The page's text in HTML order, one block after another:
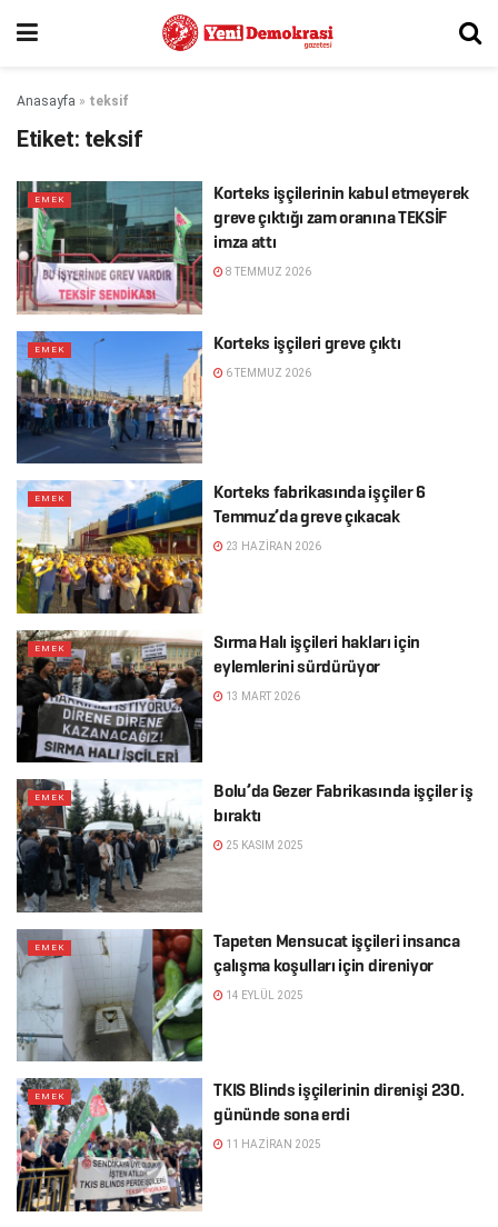
Anasayfa » teksif
Etiket: teksif
EMEK
Korteks işçilerinin kabul etmeyerek
greve çıktığı zam oranına TEKSİF
imza attı
8 TEMMUZ 2026
EMEK Korteks işçileri greve çıktı
6 TEMMUZ 2026
EMEK
Korteks fabrikasında işçiler 6
Temmuz’da greve çıkacak
23 HAZIRAN 2026
EMEK
Sırma Halı işçileri hakları için
eylemlerini sürdürüyor
13 MART 2026
EMEK
Bolu’da Gezer Fabrikasında işçiler iş
bıraktı
25 KASIM 2025
EMEK
Tapeten Mensucat işçileri insanca
çalışma koşulları için direniyor
14 EYLÜL 2025
EMEK
TKIS Blinds işçilerinin direnişi 230.
gününde sona erdi
11 HAZIRAN 2025